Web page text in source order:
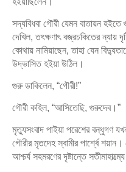
সদ্যবিধবা গৌরী যেমন বাতায়ন
দেখিল, তৎক্ষণাৎ বজ্রচকিতের
কোথায় নামিয়াছেন, তাহা যেন
উদ্‌ভাসিত হইয়া উঠিল।
গুরু ডাকিলেন, “গৌরী!”
গৌরী কহিল, “আসিতেছি, গুরুদেব।”
মৃত্যুসংবাদ পাইয়া পরেশের বন্ধুগণ
গৌরীর মৃতদেহ স্বামীর পার্শ্বে
আশ্চর্য সহমরণের দৃষ্টান্তে